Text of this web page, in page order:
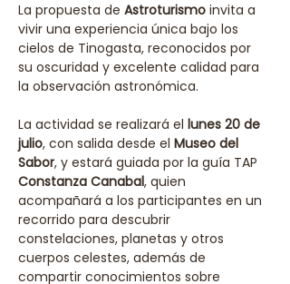
La propuesta de Astroturismo invita a
vivir una experiencia única bajo los
cielos de Tinogasta, reconocidos por
su oscuridad y excelente calidad para
la observación astronómica.
La actividad se realizará el lunes 20 de
julio, con salida desde el Museo del
Sabor, y estará guiada por la guía TAP
Constanza Canabal, quien
acompañará a los participantes en un
recorrido para descubrir
constelaciones, planetas y otros
cuerpos celestes, además de
compartir conocimientos sobre